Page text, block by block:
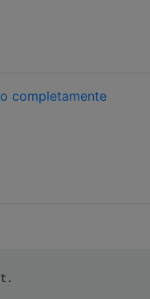
completamente